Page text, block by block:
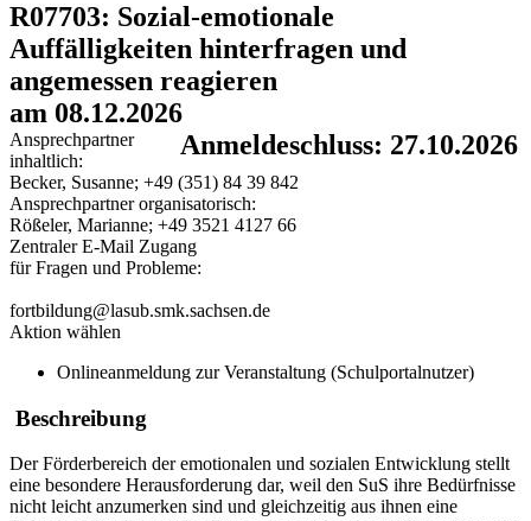
R07703: Sozial-emotionale
Auffälligkeiten hinterfragen und
angemessen reagieren
am 08.12.2026
Anmeldeschluss: 27.10.2026
Ansprechpartner
inhaltlich:
Becker, Susanne; +49 (351) 84 39 842
Ansprechpartner organisatorisch:
Rößeler, Marianne; +49 3521 4127 66
Zentraler E-Mail Zugang
für Fragen und Probleme:
fortbildung@lasub.smk.sachsen.de
Aktion wählen
Onlineanmeldung zur Veranstaltung (Schulportalnutzer)
Beschreibung
Der Förderbereich der emotionalen und sozialen Entwicklung stellt
eine besondere Herausforderung dar, weil den SuS ihre Bedürfnisse
nicht leicht anzumerken sind und gleichzeitig aus ihnen eine